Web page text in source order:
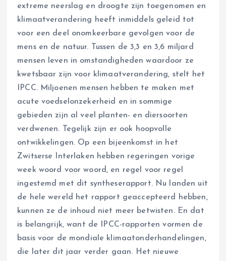
extreme neerslag en droogte zijn toegenomen en
klimaatverandering heeft inmiddels geleid tot
voor een deel onomkeerbare gevolgen voor de
mens en de natuur. Tussen de 3,3 en 3,6 miljard
mensen leven in omstandigheden waardoor ze
kwetsbaar zijn voor klimaatverandering, stelt het
IPCC. Miljoenen mensen hebben te maken met
acute voedselonzekerheid en in sommige
gebieden zijn al veel planten- en diersoorten
verdwenen. Tegelijk zijn er ook hoopvolle
ontwikkelingen. Op een bijeenkomst in het
Zwitserse Interlaken hebben regeringen vorige
week woord voor woord, en regel voor regel
ingestemd met dit syntheserapport. Nu landen uit
de hele wereld het rapport geaccepteerd hebben,
kunnen ze de inhoud niet meer betwisten. En dat
is belangrijk, want de IPCC-rapporten vormen de
basis voor de mondiale klimaatonderhandelingen,
die later dit jaar verder gaan. Het nieuwe